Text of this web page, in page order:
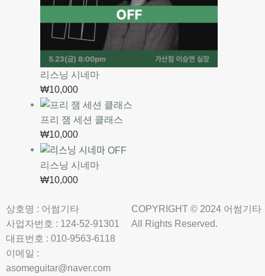
리스닝 시네마
₩10,000
프리 잼 세션 클래스
₩10,000
리스닝 시네마
₩10,000
상호명 : 어썸기타
사업자번호 : 124-52-91301
대표번호 : 010-9563-6118
이메일 :
asomeguitar@naver.com
COPYRIGHT © 2024 어썸기타
All Rights Reserved.